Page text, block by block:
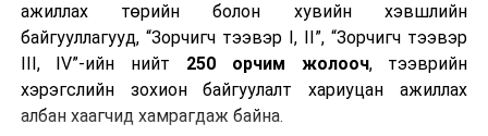
Эрчим хүчний хэмнэлттэй цахилгаан бараа;
Хэзээ: 2025 оны 04-р сарын 17-23-ныг дуустал өдөр
бүр 11:00-20:00 цагт
Хаана: МҮЭСТО
ажиллах төрийн болон хувийн хэвшлийн
байгууллагууд, “Зорчигч тээвэр I, II”, “Зорчигч тээвэр
III, IV”-ийн нийт 250 орчим жолооч, тээврийн
хэрэгслийн зохион байгуулалт хариуцан ажиллах
албан хаагчид хамрагдаж байна.